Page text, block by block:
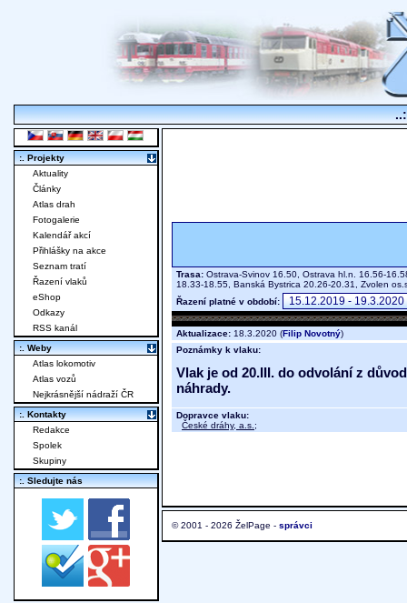
Trasa: Ostrava-Svinov 16.50, Ostrava hl.n. 16.56-
18.33-18.55, Banská Bystrica 20.26-20.31, Zvolen
Řazení platné v období:
Aktualizace: 18.3.2020 (Filip Novotný)
Poznámky k vlaku:
Vlak je od 20.III. do odvolání z
náhrady.
Dopravce vlaku:
České dráhy, a.s. ;
© 2001 - 2026 ŽelPage - správci
:. Projekty
Aktuality
Články
Atlas drah
Fotogalerie
Kalendář akcí
Přihlášky na akce
Seznam tratí
Řazení vlaků
eShop
Odkazy
RSS kanál
:. Weby
Atlas lokomotiv
Atlas vozů
Nejkrásnější nádraží ČR
:. Kontakty
Redakce
Spolek
Skupiny
:. Sledujte nás